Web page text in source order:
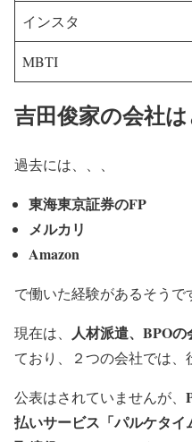
インスタ
MBTI
吉田俊家の会社
過去には、、、
東海東京証券のFP
メルカリ
Amazon
で働いた経験があるそうで
現在は、 人材派遣、BPOの
ており、２つの会社では、
公表はされていませんが、
払いサービス「パルケタ